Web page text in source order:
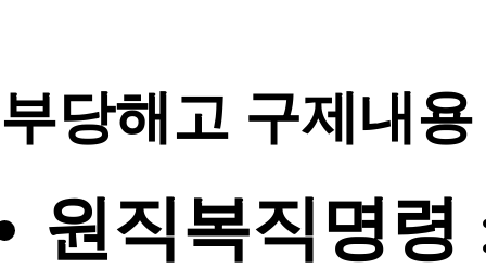
부당해고 구제내용
원직복직명령